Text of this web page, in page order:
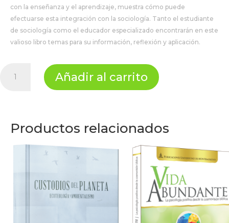
con la enseñanza y el aprendizaje, muestra cómo puede
efectuarse esta integración con la sociología. Tanto el estudiante
de sociología como el educador especializado encontrarán en este
valioso libro temas para su información, reflexión y aplicación.
cantidad
Añadir al carrito
Productos relacionados